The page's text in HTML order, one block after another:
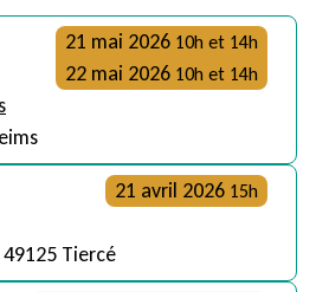
21 mai 2026 10h et 14h
22 mai 2026 10h et 14h
21 avril 2026 15h
Tiercé